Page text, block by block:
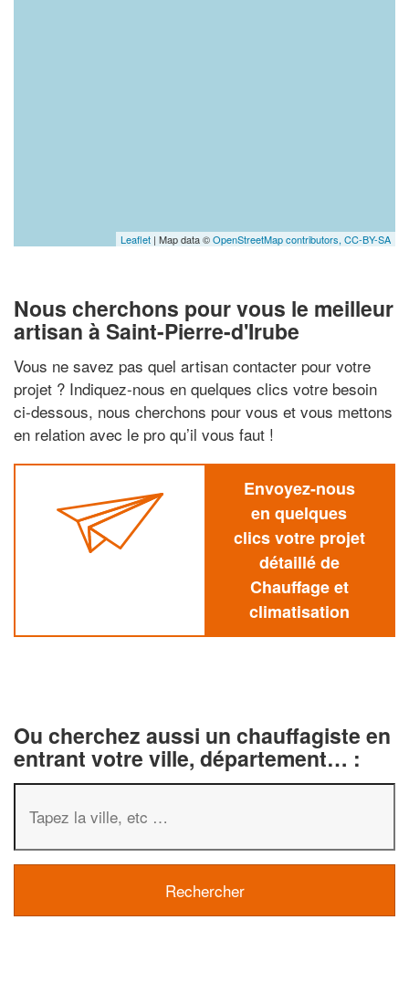
Leaflet | Map data ©OpenStreetMap contributors, CC-BY-SA
Nous cherchons pour vous le meilleur
artisan à Saint-Pierre-d'Irube
Vous ne savez pas quel artisan contacter pour votre
projet ? Indiquez-nous en quelques clics votre besoin
ci-dessous, nous cherchons pour vous et vous mettons
en relation avec le pro qu’il vous faut !
Envoyez-nous
en quelques
clics votre projet
détaillé de
Chauffage et
climatisation
Ou cherchez aussi un chauffagiste en
entrant votre ville, département… :